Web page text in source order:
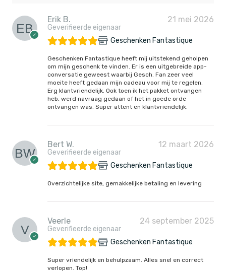
Erik B.
Geverifieerde eigenaar
21 mei 2026
Geschenken Fantastique
Geschenken Fantastique heeft mij uitstekend geholpen
om mijn geschenk te vinden. Er is een uitgebreide app-
conversatie geweest waarbij Gesch. Fan zeer veel
moeite heeft gedaan mijn cadeau voor mij te regelen.
Erg klantvriendelijk. Ook toen ik het pakket ontvangen
heb, werd navraag gedaan of het in goede orde
ontvangen was. Super attent en klantvriendelijk.
Bert W.
Geverifieerde eigenaar
12 maart 2026
Geschenken Fantastique
Overzichtelijke site, gemakkelijke betaling en levering
Veerle
Geverifieerde eigenaar
24 september 2025
Geschenken Fantastique
Super vriendelijk en behulpzaam. Alles snel en correct
verlopen. Top!